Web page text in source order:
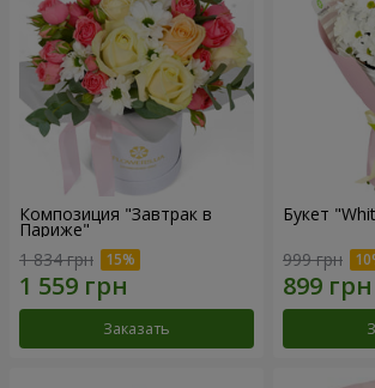
Композиция "Завтрак в
Париже"
1 834 грн
Заказать
Букет
999 грн